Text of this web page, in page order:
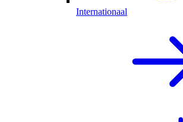
Internationaal